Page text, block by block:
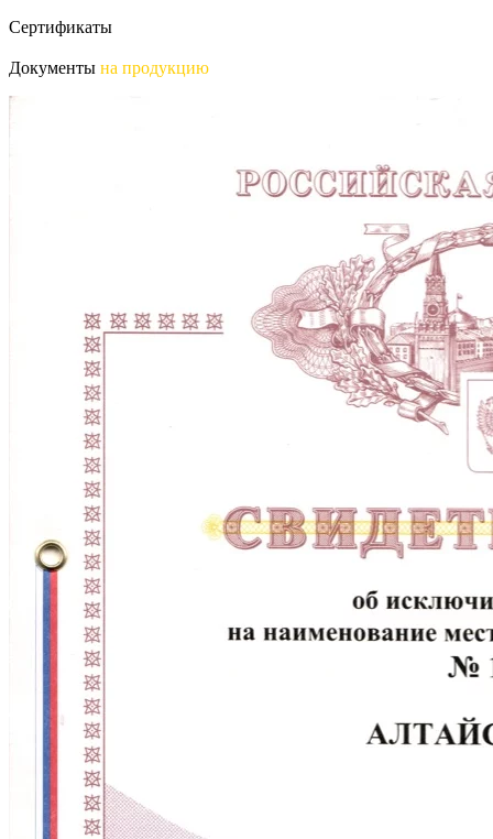
Сертификаты
Документы на продукцию